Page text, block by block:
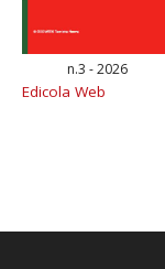
n.3 - 2026
Edicola Web